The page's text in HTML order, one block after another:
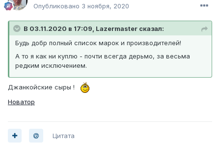
Опубликовано 3 ноября, 2020
В 03.11.2020 в 17:09, Lazermaster сказал:
Будь добр полный список марок и производителей!
А то я как ни куплю - почти всегда дерьмо, за весьма
редким исключением.
Джанкойские сыры !
Новатор
Цитата